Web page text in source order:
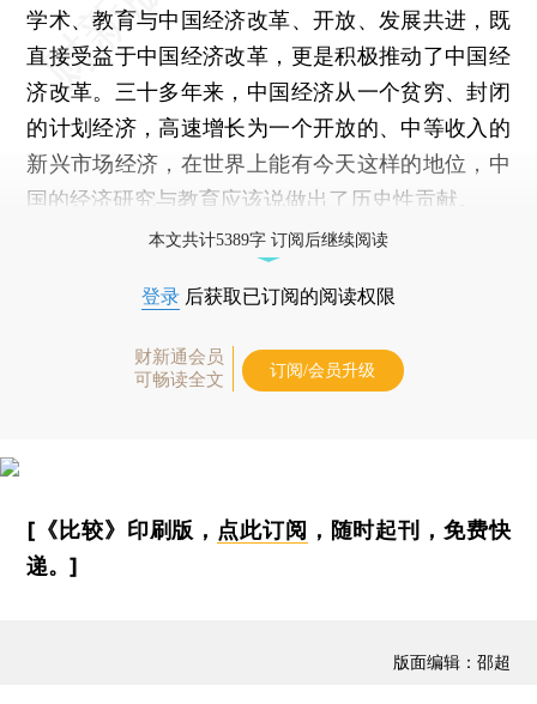
学术、教育与中国经济改革、开放、发展共进，既
直接受益于中国经济改革，更是积极推动了中国经
济改革。三十多年来，中国经济从一个贫穷、封闭
的计划经济，高速增长为一个开放的、中等收入的
新兴市场经济，在世界上能有今天这样的地位，中
国的经济研究与教育应该说做出了历史性贡献。
本文共计5389字 订阅后继续阅读
登录 后获取已订阅的阅读权限
财新通会员
可畅读全文
订阅/会员升级
[《比较》印刷版， 点此订阅 ，随时起刊，免费快
递。]
版面编辑：邵超